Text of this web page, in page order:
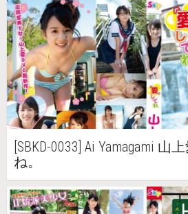
[SBKD-0033] Ai Yamagami 山
ね。